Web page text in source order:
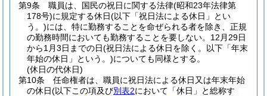
第9条
職員は、国民の祝日に関する法律(昭和23年法律第
178号)に規定する休日(以下「祝日法による休日」とい
う。)には、特に勤務することを命ぜられる者を除き、正規
の勤務時間においても勤務することを要しない。 12月29日
から1月3日までの日(祝日法による休日を除く。以下「年末
年始の休日」という。)についても同様とする。
(休日の代休日)
第10条
任命権者は、職員に祝日法による休日又は年末年始
の休日(以下この項及び別表2において「休日」と総称す